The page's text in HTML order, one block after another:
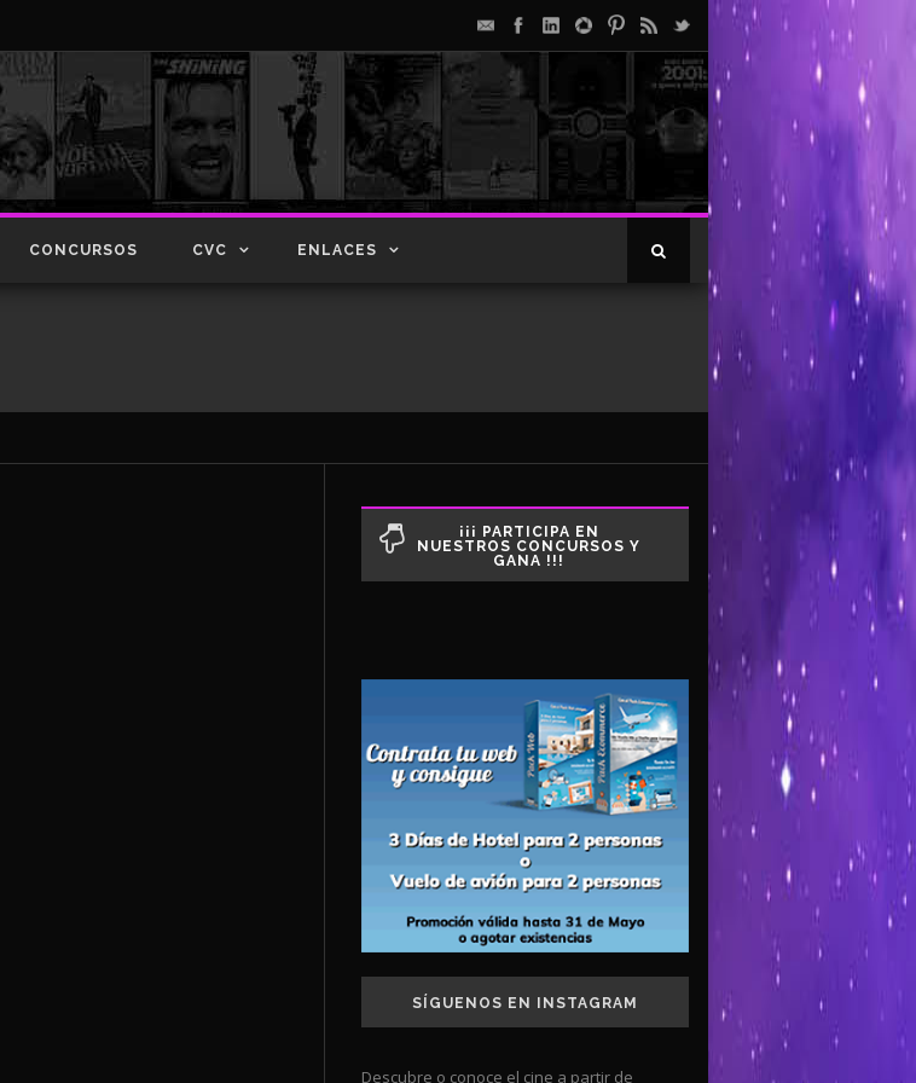
CONCURSOS CVC ENLACES
¡¡¡ PARTICIPA EN
NUESTROS CONCURSOS Y
GANA !!!
SÍGUENOS EN INSTAGRAM
Descubre o conoce el cine a partir de